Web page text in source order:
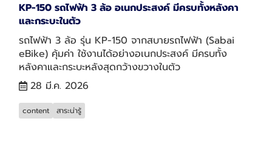
KP-150 รถไฟฟ้า 3 ล้อ อเนกประสงค์ มีครบทั้งหลังคา
และกระบะในตัว
รถไฟฟ้า 3 ล้อ รุ่น KP-150 จากสบายรถไฟฟ้า (Sabai
eBike) คุ้มค่า ใช้งานได้อย่างอเนกประสงค์ มีครบทั้ง
หลังคาและกระบะหลังสุดกว้างขวางในตัว
28 มี.ค. 2026
content สาระน่ารู้